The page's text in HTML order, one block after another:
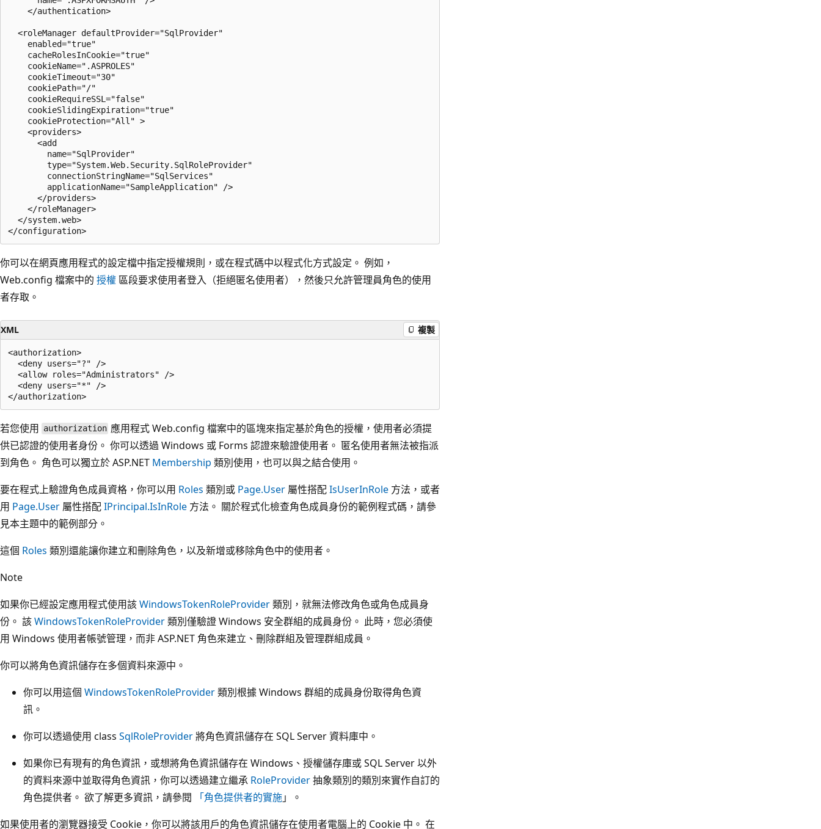
    </authentication>
  <roleManager defaultProvider="SqlProvider"
    enabled="true"
    cacheRolesInCookie="true"
    cookieName=".ASPROLES"
    cookieTimeout="30"
    cookiePath="/"
    cookieRequireSSL="false"
    cookieSlidingExpiration="true"
    cookieProtection="All" >
    <providers>
      <add
        name="SqlProvider"
        type="System.Web.Security.SqlRoleProvider"
        connectionStringName="SqlServices"
        applicationName="SampleApplication" />
      </providers>
    </roleManager>
  </system.web>
你可以在網頁應用程式的設定檔中指定授權規則，或在程式碼中以程式化方式設定。 例如，
Web.config 檔案中的 授權 區段要求使用者登入（拒絕匿名使用者），然後只允許管理員角色的使用
者存取。
XML 複製
<authorization>
  <deny users="?" />
  <allow roles="Administrators" />
  <deny users="*" />
若您使用 authorization 應用程式 Web.config 檔案中的區塊來指定基於角色的授權，使用者必須提
供已認證的使用者身份。 你可以透過 Windows 或 Forms 認證來驗證使用者。 匿名使用者無法被指派
到角色。 角色可以獨立於 ASP.NET Membership 類別使用，也可以與之結合使用。
要在程式上驗證角色成員資格，你可以用 Roles 類別或 Page.User 屬性搭配IsUserInRole 方法，或者
用 Page.User 屬性搭配IPrincipal.IsInRole 方法。 關於程式化檢查角色成員身份的範例程式碼，請參
見本主題中的範例部分。
這個 Roles 類別還能讓你建立和刪除角色，以及新增或移除角色中的使用者。
Note
如果你已經設定應用程式使用該WindowsTokenRoleProvider類別，就無法修改角色或角色成員身
份。 該WindowsTokenRoleProvider類別僅驗證 Windows 安全群組的成員身份。 此時，您必須使
用 Windows 使用者帳號管理，而非 ASP.NET 角色來建立、刪除群組及管理群組成員。
你可以將角色資訊儲存在多個資料來源中。
你可以用這個 WindowsTokenRoleProvider類別根據 Windows 群組的成員身份取得角色資
訊。
你可以透過使用 class SqlRoleProvider將角色資訊儲存在 SQL Server 資料庫中。
如果你已有現有的角色資訊，或想將角色資訊儲存在 Windows、授權儲存庫或 SQL Server 以外
的資料來源中並取得角色資訊，你可以透過建立繼承 RoleProvider抽象類別的類別來實作自訂的
角色提供者。 欲了解更多資訊，請參閱
「角色提供者的實施」。
如果使用者的瀏覽器接受 Cookie，你可以將該用戶的角色資訊儲存在使用者電腦上的 Cookie 中。 在